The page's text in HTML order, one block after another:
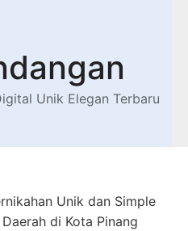
Unik Elegan Terbaru
Unik dan Simple
di Kota Pinang